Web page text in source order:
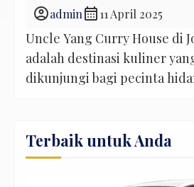
account_circleadmincalendar_month11 April 2025
Uncle Yang Curry House di
adalah destinasi kuliner
dikunjungi bagi pecinta
perpaduan sempurna antara
tradisional dan suasana yang
menjadikannya pilihan tepat
Terbaik untuk Anda